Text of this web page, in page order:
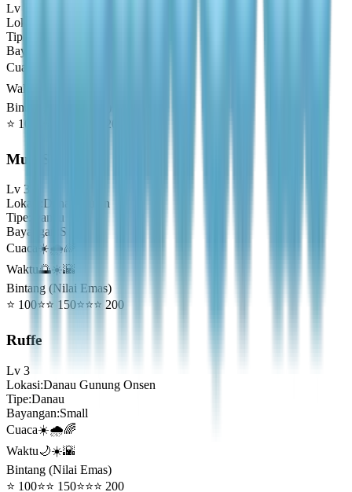
Lv
Lokasi
Tipe
Bayangan
Cuaca
Waktu
Bintang (Nilai Emas)
⭐ 100 200
Mud Sunfish
Lv 3
Lokasi
Danau Hutan
Tipe
Danau
Bayangan
Small
Cuaca
☀️🌧️🌈
Waktu🌅☀️🌇
Bintang (Nilai Emas)
⭐ 100⭐⭐ 150⭐⭐⭐ 200
Ruffe
Lv 3
Lokasi:Danau Gunung Onsen
Tipe:Danau
Bayangan:Small
Cuaca☀️🌧️🌈
Waktu🌙☀️🌇
Bintang (Nilai Emas)
⭐ 100⭐⭐ 150⭐⭐⭐ 200